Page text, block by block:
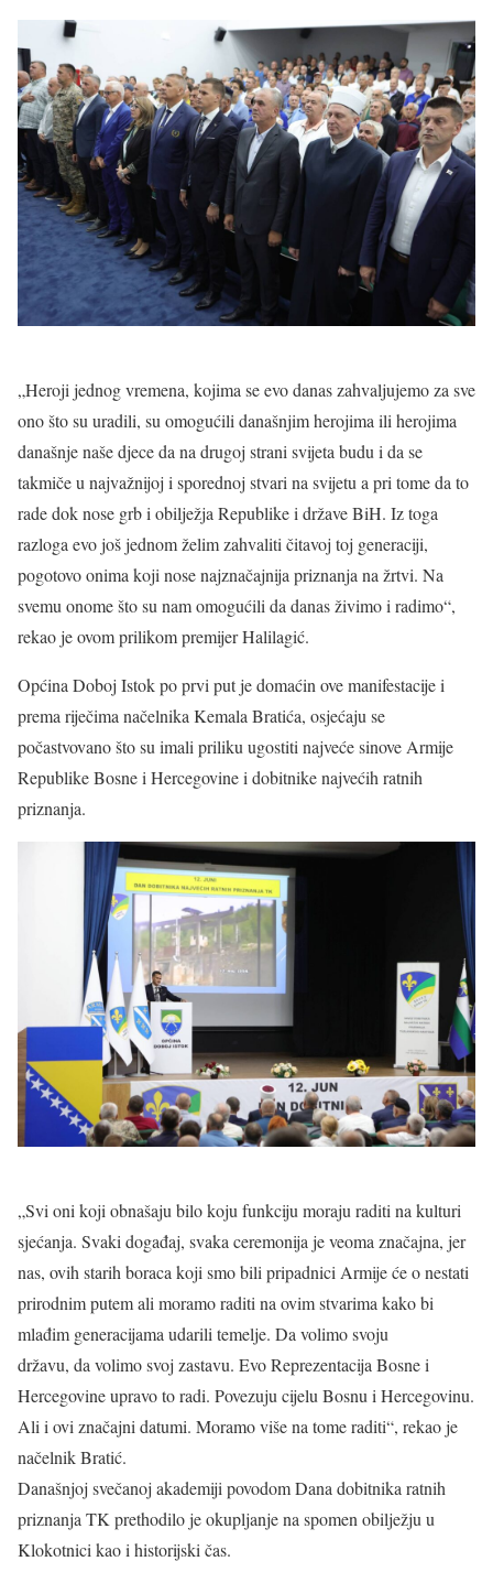
„Heroji jednog vremena, kojima se evo danas zahvaljujemo za sve
ono što su uradili, su omogućili današnjim herojima ili herojima
današnje naše djece da na drugoj strani svijeta budu i da se
takmiče u najvažnijoj i sporednoj stvari na svijetu a pri tome da to
rade dok nose grb i obilježja Republike i države BiH. Iz toga
razloga evo još jednom želim zahvaliti čitavoj toj generaciji,
pogotovo onima koji nose najznačajnija priznanja na žrtvi. Na
svemu onome što su nam omogućili da danas živimo i radimo“,
rekao je ovom prilikom premijer Halilagić.
Općina Doboj Istok po prvi put je domaćin ove manifestacije i
prema riječima načelnika Kemala Bratića, osjećaju se
počastvovano što su imali priliku ugostiti najveće sinove Armije
Republike Bosne i Hercegovine i dobitnike najvećih ratnih
priznanja.
„Svi oni koji obnašaju bilo koju funkciju moraju raditi na kulturi
sjećanja. Svaki događaj, svaka ceremonija je veoma značajna, jer
nas, ovih starih boraca koji smo bili pripadnici Armije će o nestati
prirodnim putem ali moramo raditi na ovim stvarima kako bi
mlađim generacijama udarili temelje. Da volimo svoju
državu, da volimo svoj zastavu. Evo Reprezentacija Bosne i
Hercegovine upravo to radi. Povezuju cijelu Bosnu i Hercegovinu.
Ali i ovi značajni datumi. Moramo više na tome raditi“, rekao je
načelnik Bratić.
Današnjoj svečanoj akademiji povodom Dana dobitnika ratnih
priznanja TK prethodilo je okupljanje na spomen obilježju u
Klokotnici kao i historijski čas.